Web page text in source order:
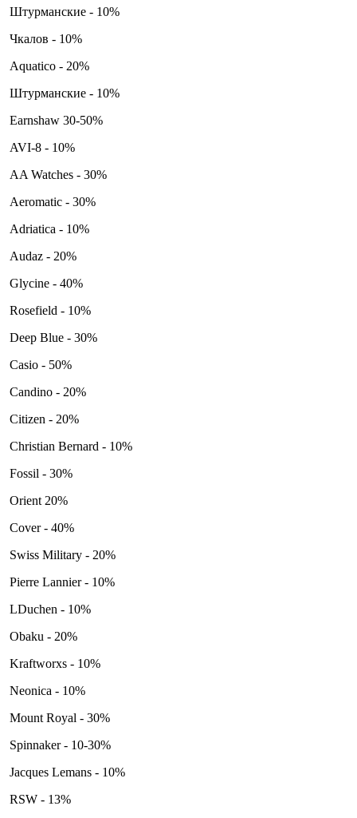
Штурманские - 10%
Чкалов - 10%
Aquatico - 20%
Штурманские - 10%
Earnshaw 30-50%
AVI-8 - 10%
AA Watches - 30%
Aeromatic - 30%
Adriatica - 10%
Audaz - 20%
Glycine - 40%
Rosefield - 10%
Deep Blue - 30%
Casio - 50%
Candino - 20%
Citizen - 20%
Christian Bernard - 10%
Fossil - 30%
Orient 20%
Cover - 40%
Swiss Military - 20%
Pierre Lannier - 10%
LDuchen - 10%
Obaku - 20%
Kraftworxs - 10%
Neonica - 10%
Mount Royal - 30%
Spinnaker - 10-30%
Jacques Lemans - 10%
RSW - 13%